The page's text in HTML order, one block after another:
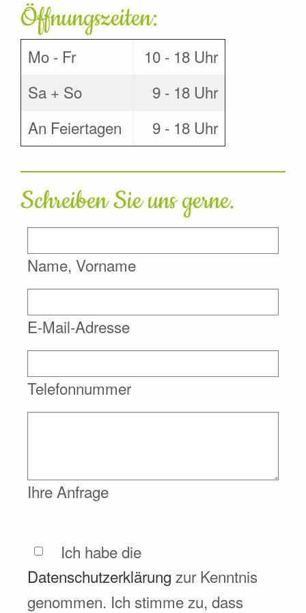
Öffnungszeiten:
Mo - Fr
10 - 18 Uhr
Sa + So
9 - 18 Uhr
An Feiertagen
9 - 18 Uhr
Schreiben Sie uns gerne.
Name, Vorname
E-Mail-Adresse
Telefonnummer
Ihre Anfrage
Ich habe die
Datenschutzerklärung zur Kenntnis
genommen. Ich stimme zu, dass